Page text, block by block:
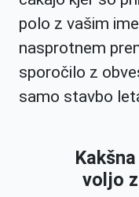
polo z vašim
nasprotnem
sporočilo z
samo stavbo
voljo